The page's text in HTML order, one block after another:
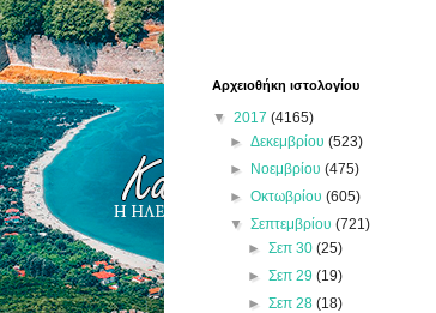
Αρχειοθήκη ιστολογίου
▼ 2017 (4165)
►Δεκεμβρίου(523)
► Νοεμβρίου(475)
►Οκτωβρίου(605)
▼Σεπτεμβρίου(721)
► Σεπ 30 (25)
► Σεπ 29 (19)
► Σεπ 28 (18)